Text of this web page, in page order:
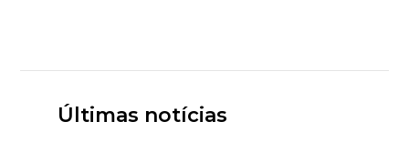
Últimas notícias